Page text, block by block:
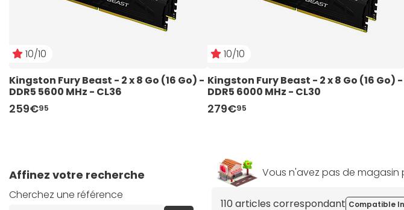
10/10
Kingston Fury Beast - 2 x 8 Go (16 Go) -
DDR5 5600 MHz - CL36
259€95
10/10
Kingston Fury Beast - 2 x 8 Go (16 Go) -
DDR5 6000 MHz - CL30
279€95
Affinez votre recherche
Cherchez une référence
Vous n'avez pas de magasin
110 articles correspondant Compatible